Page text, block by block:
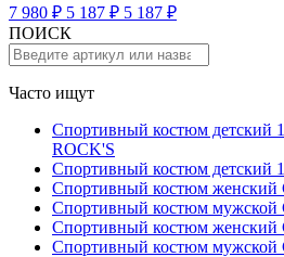
7 980 ₽ 5 187 ₽ 5 187 ₽
ПОИСК
Часто ищут
Спортивный костюм детский
ROCK'S
Спортивный костюм детский
Спортивный костюм
Спортивный костюм
Спортивный костюм
Спортивный костюм